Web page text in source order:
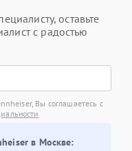
оставьте
с радостью
Вы соглашаетесь с
в Москве: